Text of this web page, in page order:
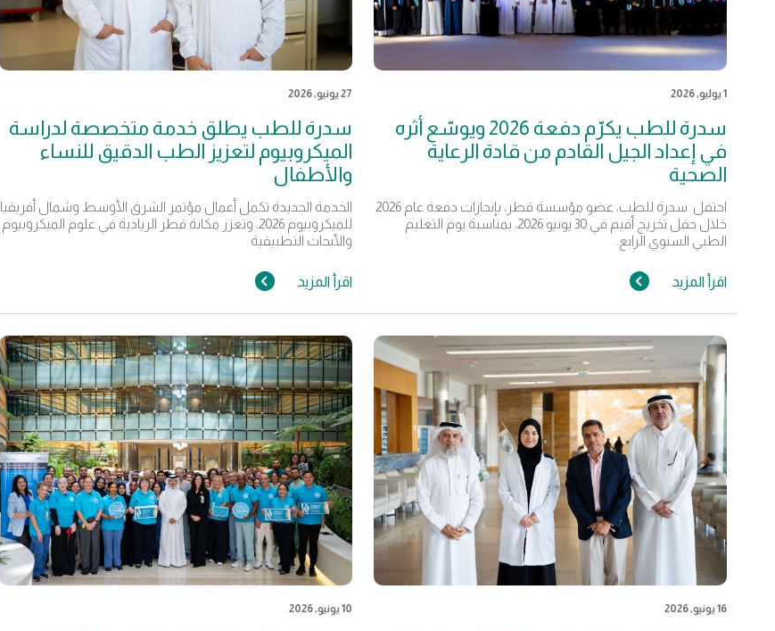
1 يوليو, 2026
سدرة للطب يكرّم دفعة 2026 ويوسّع أثره
في إعداد الجيل القادم من قادة الرعاية
الصحية
احتفل سدرة للطب، عضو مؤسسة قطر، بإنجازات دفعة عام 2026
خلال حفل تخريج أقيم في 30 يونيو 2026، بمناسبة يوم التعليم
الطبي السنوي الرابع.
اقرأ المزيد
27 يونيو, 2026
سدرة للطب يطلق خدمة متخصصة لدراسة
الميكروبيوم لتعزيز الطب الدقيق للنساء
والأطفال
الخدمة الجديدة تكمل أعمال مؤتمر الشرق الأوسط وشمال أفريقيا
للميكروبيوم 2026، وتعزز مكانة قطر الريادية في علوم الميكروبيوم
والأبحاث التطبيقية
اقرأ المزيد
16 يونيو, 2026 10 يونيو, 2026